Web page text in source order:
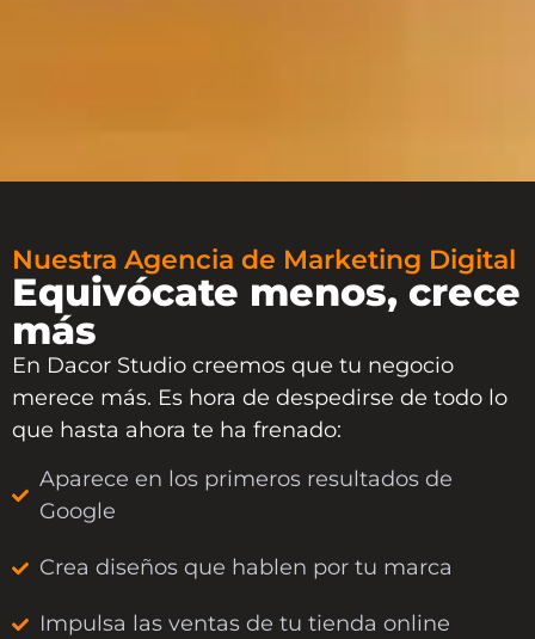
Nuestra Agencia de Marketing Digital
Equivócate menos, crece
más
En Dacor Studio creemos que tu negocio
merece más. Es hora de despedirse de todo lo
que hasta ahora te ha frenado:
Aparece en los primeros resultados de
Google
Crea diseños que hablen por tu marca
Impulsa las ventas de tu tienda online